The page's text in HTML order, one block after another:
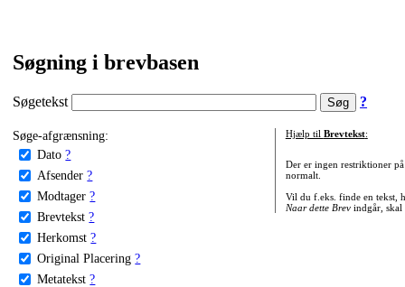
Søgning i brevbasen
Søgetekst ?
Søge-afgrænsning:
Dato ?
Afsender ?
Modtager ?
Brevtekst ?
Herkomst ?
Original Placering ?
Metatekst ?
Hjælp til Brevtekst:
Der er ingen restriktioner
normalt.
Vil du f.eks. finde en tekst,
Naar dette Brevindgår, skal